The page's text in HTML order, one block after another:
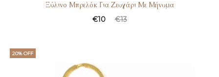
Ξύλινο Μπρελόκ Για Ζευγάρι Με Μήνυμα
€13
€10
20% OFF